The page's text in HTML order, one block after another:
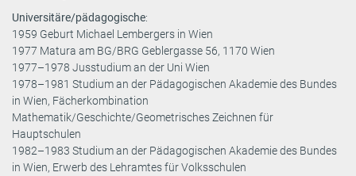
Universitäre/pädagogische:
1959 Geburt Michael Lembergers in Wien
1977 Matura am BG/BRG Geblergasse 56, 1170 Wien
1977–1978 Jusstudium an der Uni Wien
1978–1981 Studium an der Pädagogischen Akademie des Bundes
in Wien, Fächerkombination
Mathematik/Geschichte/Geometrisches Zeichnen für
Hauptschulen
1982–1983 Studium an der Pädagogischen Akademie des Bundes
in Wien, Erwerb des Lehramtes für Volksschulen